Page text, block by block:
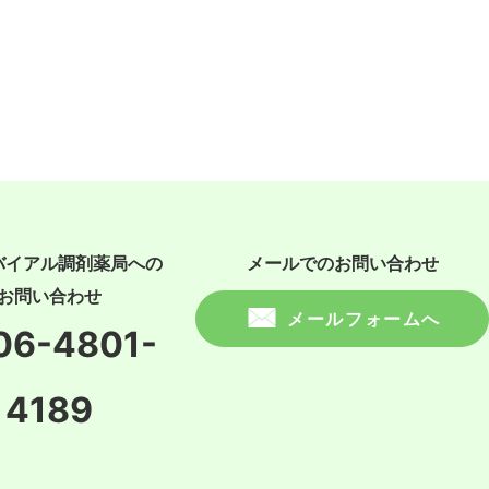
イアル調剤薬局への
問い合わせ
4801-
4189
メールでのお問い合わせ
メールフォームへ